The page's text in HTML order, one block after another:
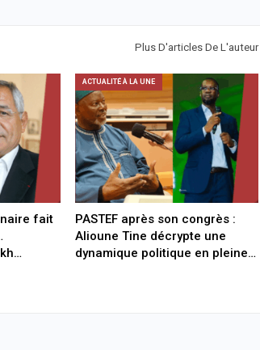
Plus D'articles De L'auteur
fait
ACTUALITÉ À LA UNE
PASTEF après son congrès :
Alioune Tine décrypte une
dynamique politique en pleine…